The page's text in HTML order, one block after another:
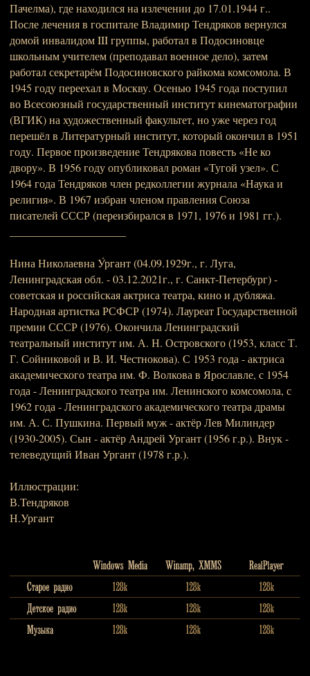
Пачелма), где находился на излечении до 17.01.1944 г..
После лечения в госпитале Владимир Тендряков вернулся
домой инвалидом III группы, работал в Подосиновце
школьным учителем (преподавал военное дело), затем
работал секретарём Подосиновского райкома комсомола. В
1945 году переехал в Москву. Осенью 1945 года поступил
во Всесоюзный государственный институт кинематографии
(ВГИК) на художественный факультет, но уже через год
перешёл в Литературный институт, который окончил в 1951
году. Первое произведение Тендрякова повесть «Не ко
двору». В 1956 году опубликовал роман «Тугой узел». С
1964 года Тендряков член редколлегии журнала «Наука и
религия». В 1967 избран членом правления Союза
писателей СССР (переизбирался в 1971, 1976 и 1981 гг.).
Нина Николаевна У́ргант (04.09.1929г., г. Луга,
Ленинградская обл. - 03.12.2021г., г. Санкт-Петербург) -
советская и российская актриса театра, кино и дубляжа.
Народная артистка РСФСР (1974). Лауреат Государственной
премии СССР (1976). Окончила Ленинградский
театральный институт им. А. Н. Островского (1953, класс Т.
Г. Сойниковой и В. И. Честнокова). С 1953 года - актриса
академического театра им. Ф. Волкова в Ярославле, с 1954
года - Ленинградского театра им. Ленинского комсомола, с
1962 года - Ленинградского академического театра драмы
им. А. С. Пушкина. Первый муж - актёр Лев Милиндер
(1930-2005). Сын - актёр Андрей Ургант (1956 г.р.). Внук -
телеведущий Иван Ургант (1978 г.р.).
Иллюстрации:
В.Тендряков
Н.Ургант